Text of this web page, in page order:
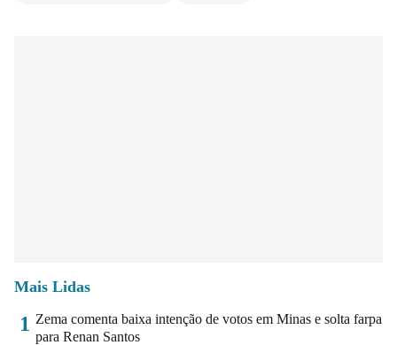
Mais Lidas
1 Zema comenta baixa intenção de votos em Minas e solta farpa
para Renan Santos